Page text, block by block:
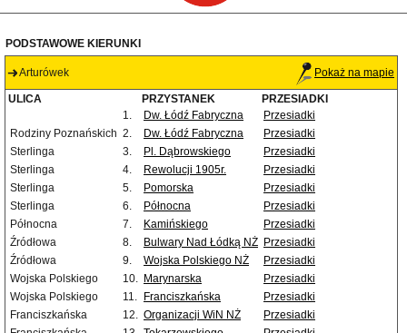
PODSTAWOWE KIERUNKI
Arturówek Pokaż na mapie
ULICA PRZYSTANEK
PRZESIADKI
1.
Dw. Łódź Fabryczna
Przesiadki
Rodziny Poznańskich 2. Dw. Łódź Fabryczna
Przesiadki
Sterlinga
3. Pl. Dąbrowskiego
Przesiadki
Sterlinga
4. Rewolucji 1905r.
Przesiadki
Sterlinga
5. Pomorska
Przesiadki
Sterlinga
6. Północna
Przesiadki
Północna
7. Kamińskiego
Przesiadki
Źródłowa
8. Bulwary Nad Łódką NŻ Przesiadki
Źródłowa
9. Wojska Polskiego NŻ
Przesiadki
Wojska Polskiego
10. Marynarska
Przesiadki
Wojska Polskiego
11. Franciszkańska
Przesiadki
Franciszkańska
12. Organizacji WiN NŻ
Przesiadki